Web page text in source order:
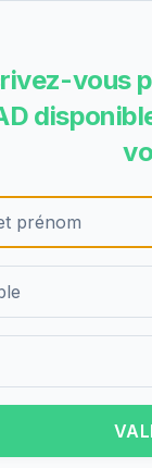
sociale
au
vous
d'inscription pour